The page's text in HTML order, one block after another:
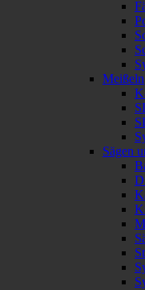
Meißeln
Sägen